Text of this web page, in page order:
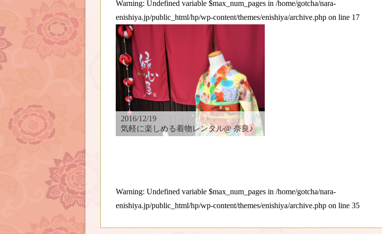
Warning: Undefined variable $max_num_pages in /home/gotcha/nara-
enishiya.jp/public_html/hp/wp-content/themes/enishiya/archive.php on line 17
2016/12/19
気軽に楽しめる着物レンタル@ 奈良♪
Warning: Undefined variable $max_num_pages in /home/gotcha/nara-
enishiya.jp/public_html/hp/wp-content/themes/enishiya/archive.php on line 35